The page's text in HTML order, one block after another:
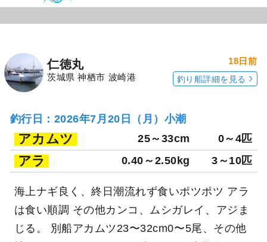
仁徳丸
茨城県 神栖市 波崎港
18日前
釣り船詳細を見る
釣行日：2026年7月20日（月）小潮
アカムツ 25～33cm 0～4匹
アラ 0.40～2.50kg 3～10匹
海上ナギ良く、終日潮流れず食いポツポツ アラ
は食い順調 その他カンコ、ムシガレイ、アジま
じる。 別船アカムツ23〜32cm0〜5尾、その他